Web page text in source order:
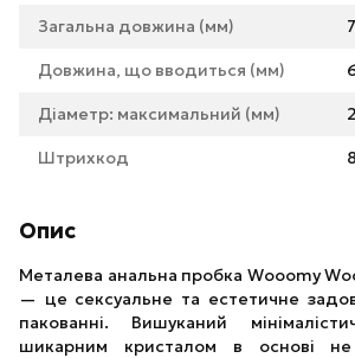
Загальна довжина (мм)
Довжина, що вводиться (мм)
Діаметр: максимальний (мм)
Штрихкод
Опис
Металева анальна пробка Wooomy
— це сексуальне та естетичне
пакованні. Вишуканий
шикарним кристалом в основі не